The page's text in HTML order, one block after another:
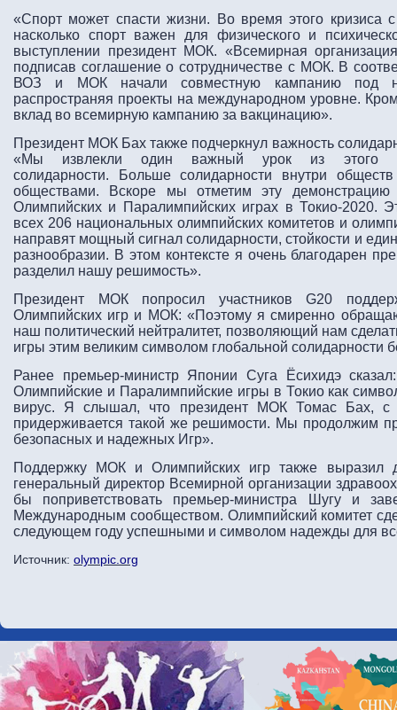
«Спорт может спасти жизни. Во время этого кризиса
насколько спорт важен для физического и
выступлении президент МОК. «Всемирная
подписав соглашение о сотрудничестве с МОК. В
ВОЗ и МОК начали совместную кампанию под
распространяя проекты на международном уровне.
вклад во всемирную кампанию за вакцинацию».
Президент МОК Бах также подчеркнул важность
«Мы извлекли один важный урок из этого
солидарности. Больше солидарности внутри
обществами. Вскоре мы отметим эту демонстрацию
Олимпийских и Паралимпийских играх в Токио-2020.
всех 206 национальных олимпийских комитетов и
направят мощный сигнал солидарности, стойкости и
разнообразии. В этом контексте я очень благодарен
разделил нашу решимость».
Президент МОК попросил участников G20
Олимпийских игр и МОК: «Поэтому я смиренно
наш политический нейтралитет, позволяющий нам
игры этим великим символом глобальной солидарности
Ранее премьер-министр Японии Суга Ёсихидэ
Олимпийские и Паралимпийские игры в Токио как
вирус. Я слышал, что президент МОК Томас Бах, с
придерживается такой же решимости. Мы продолжим
безопасных и надежных Игр».
Поддержку МОК и Олимпийских игр также выразил
генеральный директор Всемирной организации
бы поприветствовать премьер-министра Шугу и
Международным сообществом. Олимпийский комитет
следующем году успешными и символом надежды для
Источник: olympic.org